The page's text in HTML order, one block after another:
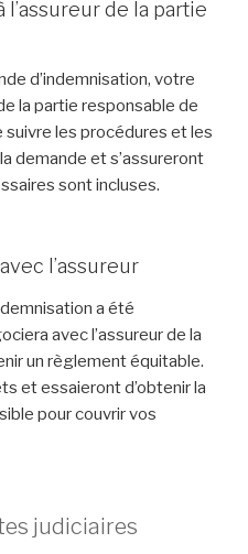
l’assureur de la partie
d’indemnisation, votre
la partie responsable de
suivre les procédures et les
demande et s’assureront
sont incluses.
l’assureur
a été
avec l’assureur de la
un règlement équitable.
et essaieront d’obtenir la
pour couvrir vos
judiciaires